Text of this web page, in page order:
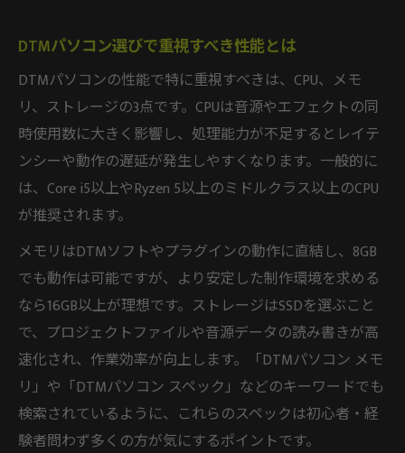
DTMパソコン活用術は用途別で変わる
DTMパソコンのデスクトップ活用のメリッ
ト
持ち運びやすいDTMパソコンノート活用法
DTMパソコンはデスクトップで拡張性を活
かす
DTMパソコン選びで重視すべき性能とは
DTMパソコンの性能で特に重視すべきは、CPU、メモ
リ、ストレージの3点です。CPUは音源やエフェクトの同
時使用数に大きく影響し、処理能力が不足するとレイテ
ンシーや動作の遅延が発生しやすくなります。一般的に
は、Core i5以上やRyzen 5以上のミドルクラス以上のCPU
が推奨されます。
メモリはDTMソフトやプラグインの動作に直結し、8GB
でも動作は可能ですが、より安定した制作環境を求める
なら16GB以上が理想です。ストレージはSSDを選ぶこと
で、プロジェクトファイルや音源データの読み書きが高
速化され、作業効率が向上します。「DTMパソコン メモ
リ」や「DTMパソコン スペック」などのキーワードでも
検索されているように、これらのスペックは初心者・経
験者問わず多くの方が気にするポイントです。